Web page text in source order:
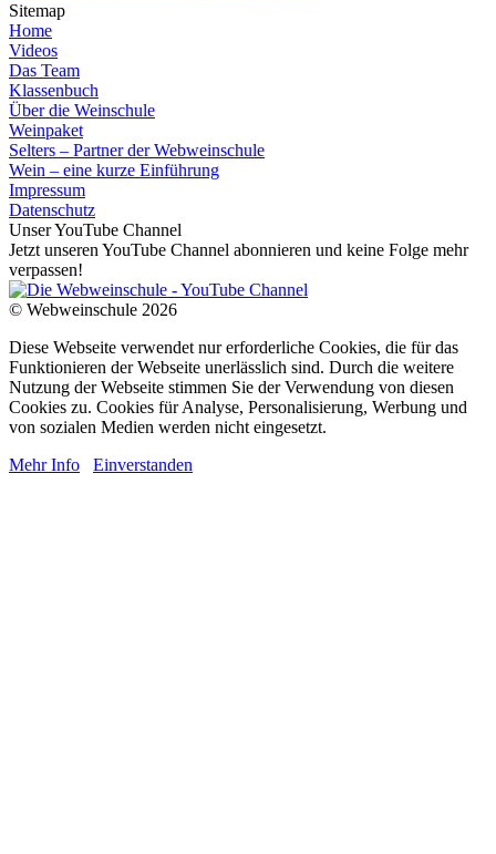
Sitemap
Home
Videos
Das Team
Klassenbuch
Über die Weinschule
Weinpaket
Selters – Partner der Webweinschule
Wein – eine kurze Einführung
Impressum
Datenschutz
Unser YouTube Channel
Jetzt unseren YouTube Channel abonnieren und keine Folge mehr
verpassen!
© Webweinschule 2026
Diese Webseite verwendet nur erforderliche Cookies, die für das
Funktionieren der Webseite unerlässlich sind. Durch die weitere
Nutzung der Webseite stimmen Sie der Verwendung von diesen
Cookies zu. Cookies für Analyse, Personalisierung, Werbung und
von sozialen Medien werden nicht eingesetzt.
Mehr Info
Einverstanden